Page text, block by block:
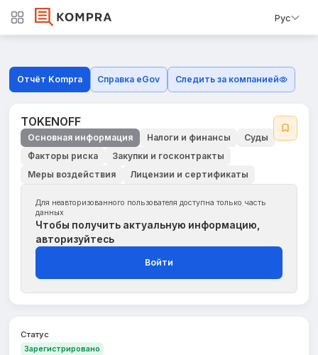
Рус
Отчёт Kompra Справка eGov Следить за компанией
TOKENOFF
Основная информация Налоги и финансы
Суды
Факторы риска
Закупки и госконтракты
Меры воздействия
Лицензии и сертификаты
Для неавторизованного пользователя доступна только часть
данных
Чтобы получить актуальную информацию,
авторизуйтесь
Войти
Статус
Зарегистрировано